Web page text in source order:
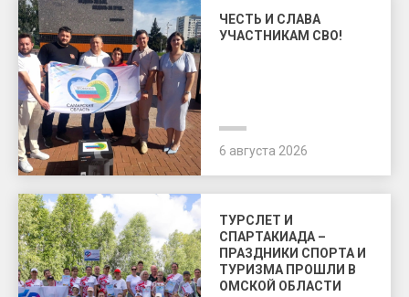
ЧЕСТЬ И СЛАВА
УЧАСТНИКАМ СВО!
6 августа 2026
ТУРСЛЕТ И
СПАРТАКИАДА –
ПРАЗДНИКИ СПОРТА И
ТУРИЗМА ПРОШЛИ В
ОМСКОЙ ОБЛАСТИ